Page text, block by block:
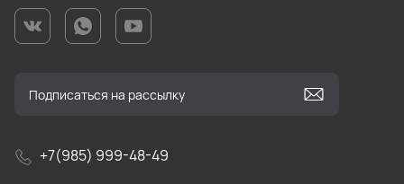
+7(985) 999-48-49